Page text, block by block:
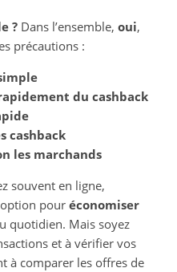
? Dans l’ensemble, oui,
précautions :
du cashback
cashback
les marchands
souvent en ligne,
pour économiser
quotidien. Mais soyez
et à vérifier vos
à comparer les offres de